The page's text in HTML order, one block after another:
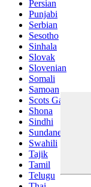
Persian
Punjabi
Serbian
Sesotho
Sinhala
Slovak
Slovenian
Somali
Samoan
Scots Gaelic
Shona
Sindhi
Sundanese
Swahili
Tajik
Tamil
Telugu